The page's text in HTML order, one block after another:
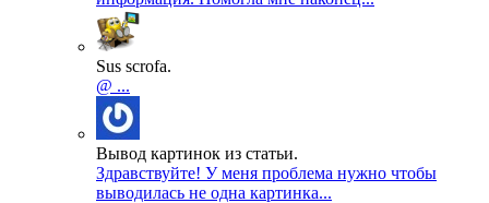
Sus scrofa.
@ ...
Вывод картинок из статьи.
Здравствуйте! У меня проблема нужно чтобы
выводилась не одна картинка...